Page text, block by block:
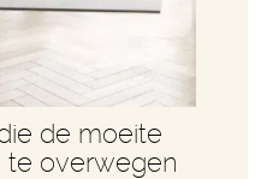
de moeite
te overwegen